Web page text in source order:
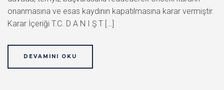
onanmasına ve esas kaydının kapatılmasına karar vermiştir.
Karar İçeriği T.C. D A N I Ş T […]
DEVAMINI OKU